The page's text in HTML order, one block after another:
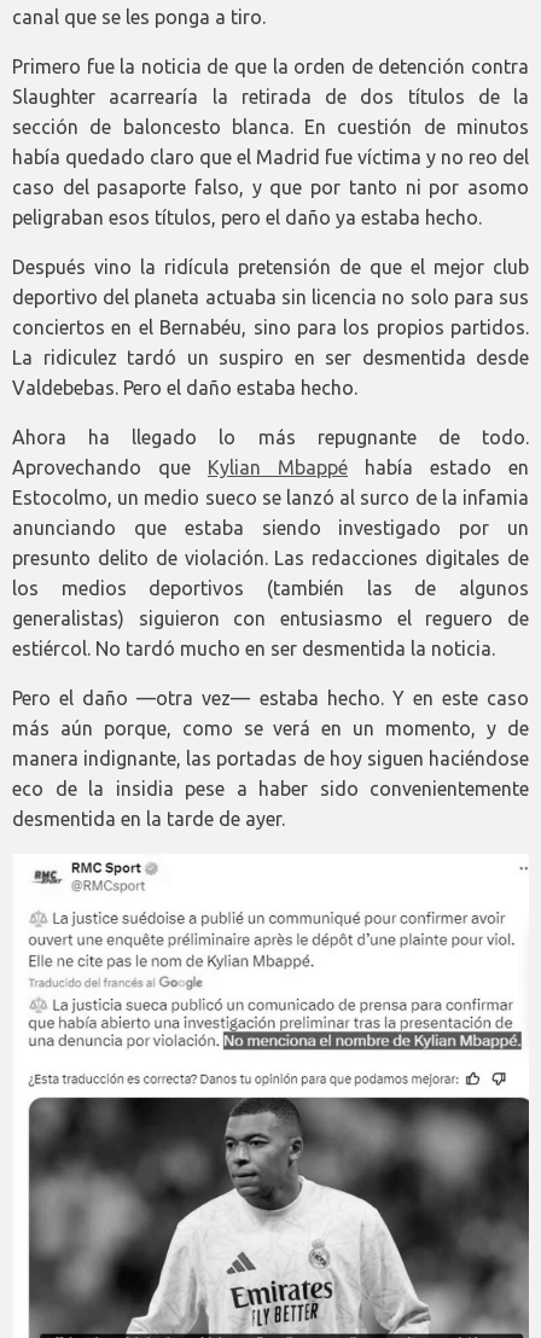
canal que se les ponga a tiro.
Primero fue la noticia de que la orden de detención contra
Slaughter acarrearía la retirada de dos títulos de la
sección de baloncesto blanca. En cuestión de minutos
había quedado claro que el Madrid fue víctima y no reo del
caso del pasaporte falso, y que por tanto ni por asomo
peligraban esos títulos, pero el daño ya estaba hecho.
Después vino la ridícula pretensión de que el mejor club
deportivo del planeta actuaba sin licencia no solo para sus
conciertos en el Bernabéu, sino para los propios partidos.
La ridiculez tardó un suspiro en ser desmentida desde
Valdebebas. Pero el daño estaba hecho.
Ahora ha llegado lo más repugnante de todo.
Aprovechando que Kylian Mbappé había estado en
Estocolmo, un medio sueco se lanzó al surco de la infamia
anunciando que estaba siendo investigado por un
presunto delito de violación. Las redacciones digitales de
los medios deportivos (también las de algunos
generalistas) siguieron con entusiasmo el reguero de
estiércol. No tardó mucho en ser desmentida la noticia.
Pero el daño —otra vez— estaba hecho. Y en este caso
más aún porque, como se verá en un momento, y de
manera indignante, las portadas de hoy siguen haciéndose
eco de la insidia pese a haber sido convenientemente
desmentida en la tarde de ayer.